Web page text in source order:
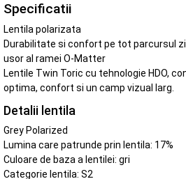
Specificatii
Lentila polarizata
Durabilitate si confort pe tot parcursul
usor al ramei O-Matter
Lentile Twin Toric cu tehnologie HDO,
optima, confort si un camp vizual larg.
Detalii lentila
Grey Polarized
Lumina care patrunde prin lentila: 17%
Culoare de baza a lentilei: gri
Categorie lentila: S2